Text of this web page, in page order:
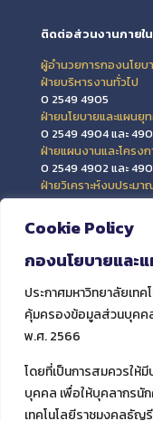
Cookie Policy
กองนโยบายและ
ประกาศมหาวิทยาลัยเท
คุ้มครองข้อมูลส่วนบุคค
พ.ศ. 2566
โดยที่เป็นการสมควรให้
บุคคล เพื่อให้บุคลากรนั
เทคโนโลยีราชมงคลธัญ
ติดต่อส่วนงานภายใน
ผู้อำนวยการกองนโยบ
ฝ่ายบริหารงานทั่วไป
0 2549 4905
ฝ่ายนโยบายและแผนยุ
0 2549 4904 และ
ฝ่ายแผนงานและโครงก
0 2549 4902 และ
ฝ่ายวิเคราะห์งบประมา
0 2549 4903 และ
ฝ่ายข้อมูลสารสนเทศแ
0 2549 4906